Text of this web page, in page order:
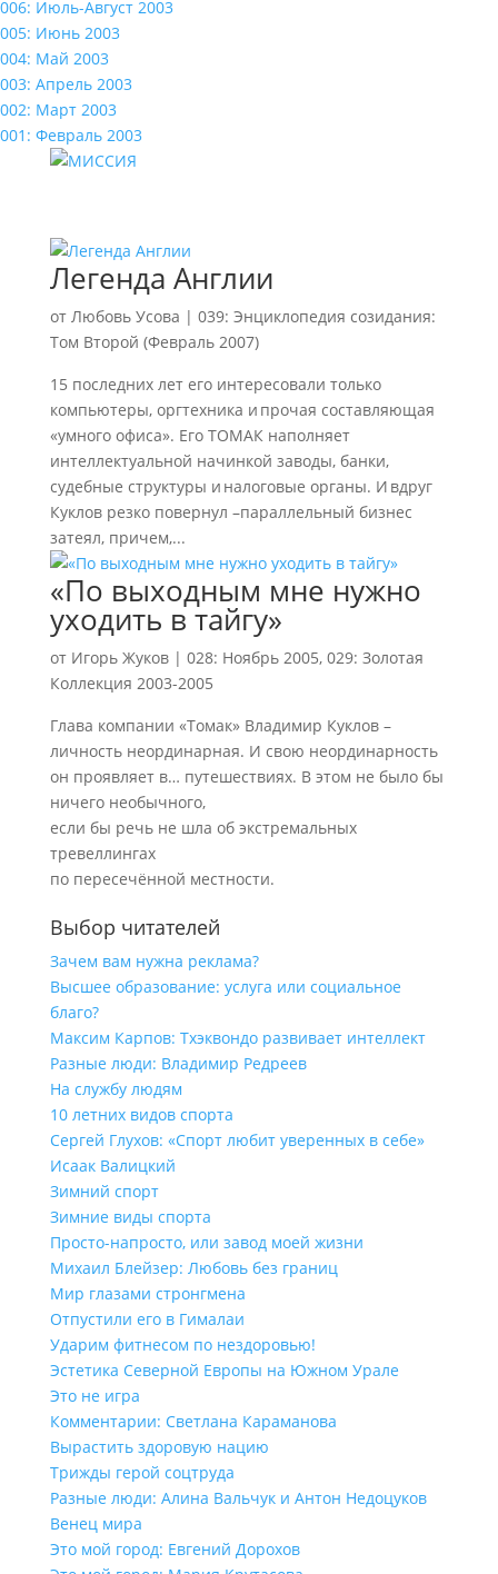
006: Июль-Август 2003
005: Июнь 2003
004: Май 2003
003: Апрель 2003
002: Март 2003
001: Февраль 2003
Легенда Англии
от Любовь Усова | 039: Энциклопедия созидания:
Том Второй (Февраль 2007)
15 последних лет его интересовали только
компьютеры, оргтехника и прочая составляющая
«умного офиса». Его ТОМАК наполняет
интеллектуальной начинкой заводы, банки,
судебные структуры и налоговые органы. И вдруг
Куклов резко повернул –параллельный бизнес
затеял, причем,...
«По выходным мне нужно
уходить в тайгу»
от Игорь Жуков| 028: Ноябрь 2005, 029: Золотая
Коллекция 2003-2005
Глава компании «Томак» Владимир Куклов –
личность неординарная. И свою неординарность
он проявляет в… путешествиях. В этом не было бы
ничего необычного,
если бы речь не шла об экстремальных
тревеллингах
по пересечённой местности.
Выбор читателей
Зачем вам нужна реклама?
Высшее образование: услуга или социальное
благо?
Максим Карпов: Тхэквондо развивает интеллект
Разные люди: Владимир Редреев
На службу людям
10 летних видов спорта
Сергей Глухов: «Спорт любит уверенных в себе»
Исаак Валицкий
Зимний спорт
Зимние виды спорта
Просто-напросто, или завод моей жизни
Михаил Блейзер: Любовь без границ
Мир глазами стронгмена
Отпустили его в Гималаи
Ударим фитнесом по нездоровью!
Эстетика Северной Европы на Южном Урале
Это не игра
Комментарии: Светлана Караманова
Вырастить здоровую нацию
Трижды герой соцтруда
Разные люди: Алина Вальчук и Антон Недоцуков
Венец мира
Это мой город: Евгений Дорохов